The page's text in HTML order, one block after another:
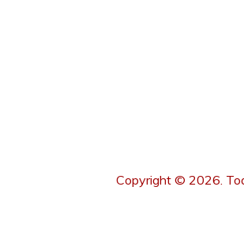
Copyright © 2026.